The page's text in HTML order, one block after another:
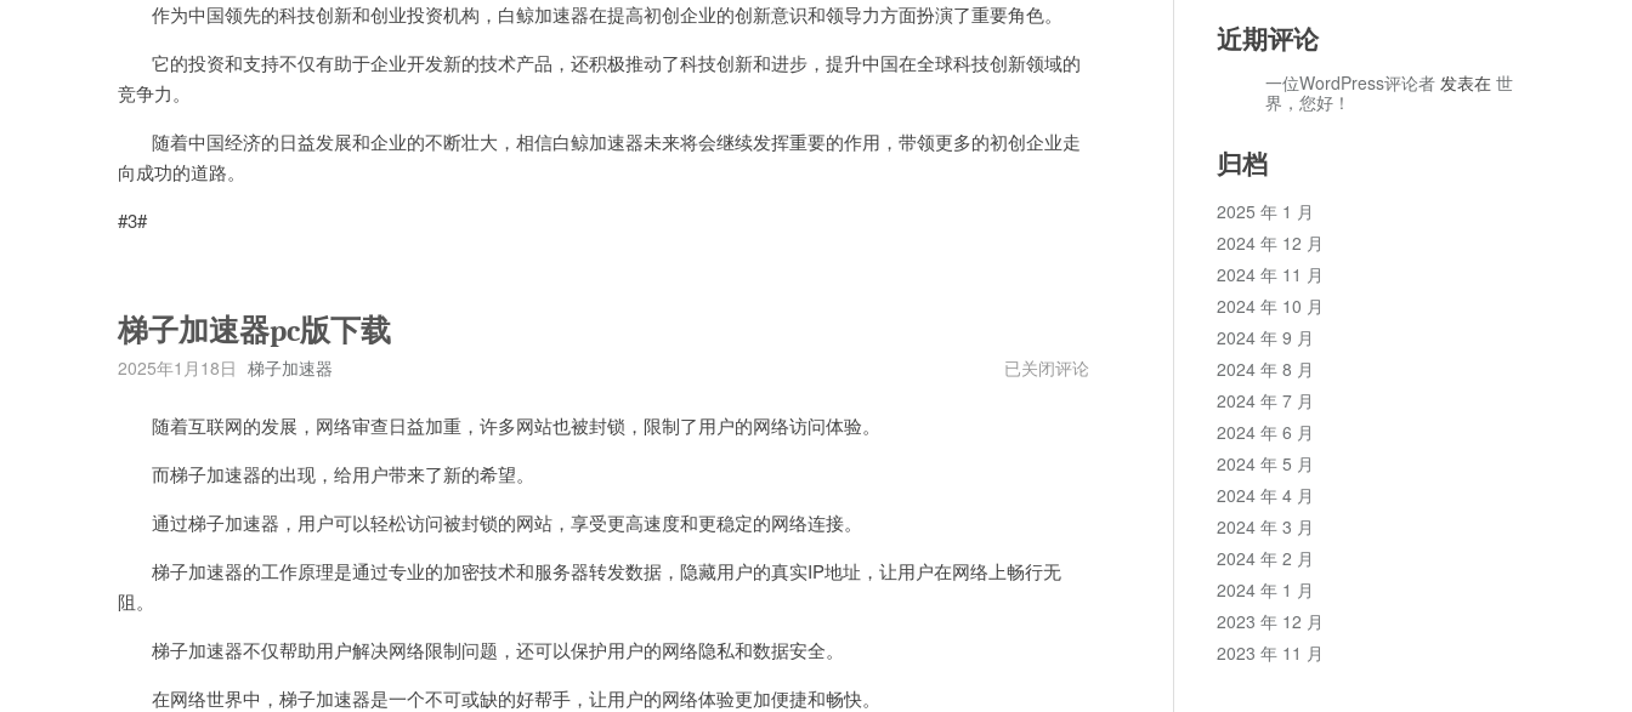
作为中国领先的科技创新和创业投资机构，白鲸加速器在提高初创企业的创新意识和领导力方面扮演了重要角色。
它的投资和支持不仅有助于企业开发新的技术产品，还积极推动了科技创新和进步，提升中国在全球科技创新领域的
竞争力。
随着中国经济的日益发展和企业的不断壮大，相信白鲸加速器未来将会继续发挥重要的作用，带领更多的初创企业走
向成功的道路。
#3#
梯子加速器pc版下载
2025年1月18日 梯子加速器
梯
已关闭评论
随着互联网的发展，网络审查日益加重，许多网站也被封锁，限制了用户的网络访问体验。
而梯子加速器的出现，给用户带来了新的希望。
通过梯子加速器，用户可以轻松访问被封锁的网站，享受更高速度和更稳定的网络连接。
梯子加速器的工作原理是通过专业的加密技术和服务器转发数据，隐藏用户的真实IP地址，让用户在网络上畅行无
阻。
梯子加速器不仅帮助用户解决网络限制问题，还可以保护用户的网络隐私和数据安全。
在网络世界中，梯子加速器是一个不可或缺的好帮手，让用户的网络体验更加便捷和畅快。
近期评论
一位WordPress评论者 发表在 世
界，您好！
归档
2025 年 1 月
2024 年 12 月
2024 年 11 月
2024 年 10 月
2024 年 9 月
2024 年 8 月
2024 年 7 月
2024 年 6 月
2024 年 5 月
2024 年 4 月
2024 年 3 月
2024 年 2 月
2024 年 1 月
2023 年 12 月
2023 年 11 月